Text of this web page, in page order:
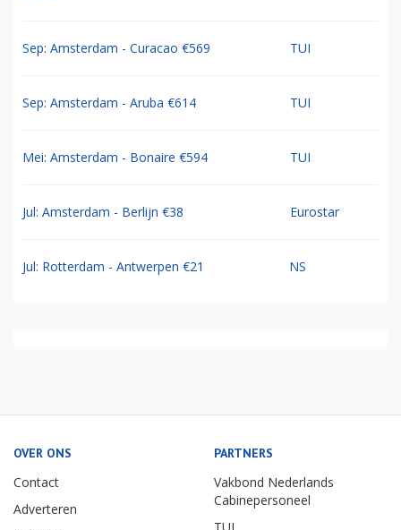
Sep: Amsterdam - Curacao €569 TUI
Sep: Amsterdam - Aruba €614 TUI
Mei: Amsterdam - Bonaire €594 TUI
Jul: Amsterdam - Berlijn €38 Eurostar
Jul: Rotterdam - Antwerpen €21 NS
OVER ONS
Contact
Adverteren
PARTNERS
Vakbond Nederlands
Cabinepersoneel